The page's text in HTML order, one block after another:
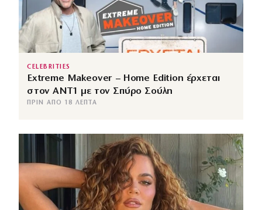
CELEBRITIES
Extreme Makeover – Home Edition έρχεται
στον ANT1 με τον Σπύρο Σούλη
ΠΡΙΝ ΑΠΌ 18 ΛΕΠΤΆ